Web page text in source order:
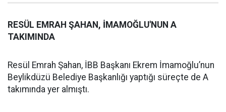
RESÜL EMRAH ŞAHAN, İMAMOĞLU'NUN A
TAKIMINDA
Resül Emrah Şahan, İBB Başkanı Ekrem İmamoğlu’nun
Beylikdüzü Belediye Başkanlığı yaptığı süreçte de A
takımında yer almıştı.